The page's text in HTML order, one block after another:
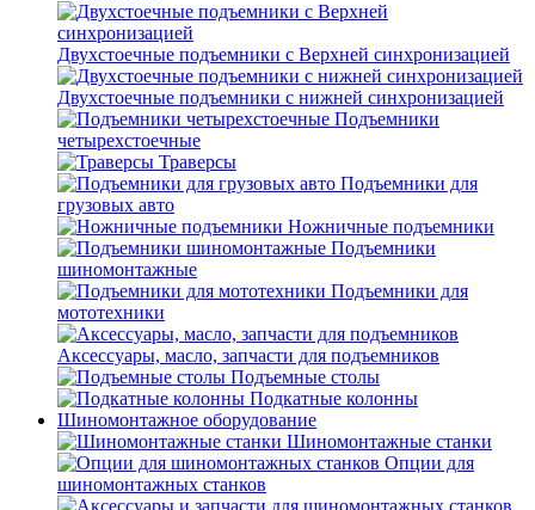
Двухстоечные подъемники с Верхней синхронизацией
Двухстоечные подъемники с нижней синхронизацией
Подъемники
четырехстоечные
Траверсы
Подъемники для
грузовых авто
Ножничные подъемники
Подъемники
шиномонтажные
Подъемники для
мототехники
Аксессуары, масло, запчасти для подъемников
Подъемные столы
Подкатные колонны
Шиномонтажное оборудование
Шиномонтажные станки
Опции для
шиномонтажных станков